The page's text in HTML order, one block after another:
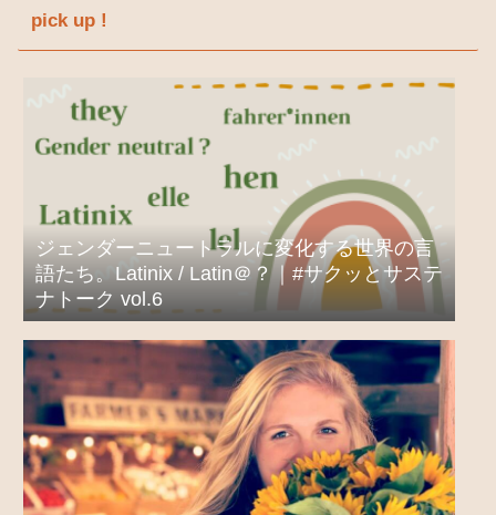
pick up !
ジェンダーニュートラルに変化する世界の言
語たち。Latinix / Latin＠？｜#サクッとサステ
ナトーク vol.6